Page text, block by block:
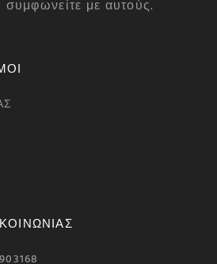
συμφωνείτε με αυτούς.